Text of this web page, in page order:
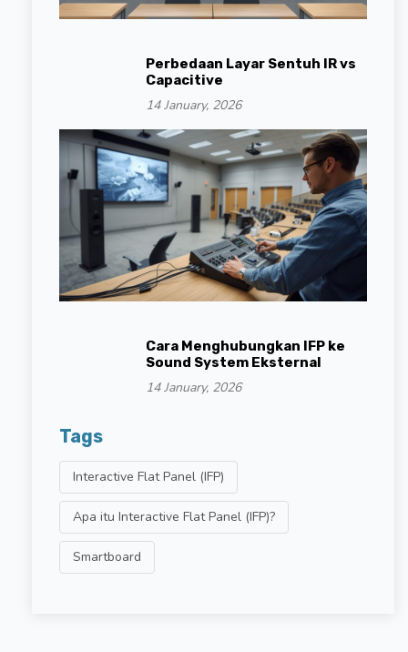
Perbedaan Layar Sentuh IR vs
Capacitive
14 January, 2026
Cara Menghubungkan IFP ke
Sound System Eksternal
14 January, 2026
Tags
Interactive Flat Panel (IFP)
Apa itu Interactive Flat Panel (IFP)?
Smartboard